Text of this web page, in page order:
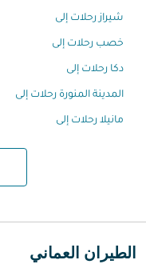
شيراز رحلات إلى
خصب رحلات إلى
دكا رحلات إلى
المدينة المنورة رحلات إلى
مانيلا رحلات إلى
الطيران العماني